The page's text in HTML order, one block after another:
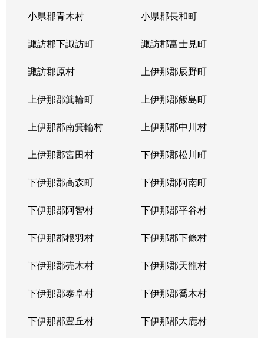
小県郡青木村 小県郡長和町
諏訪郡下諏訪町 諏訪郡富士見町
諏訪郡原村 上伊那郡辰野町
上伊那郡箕輪町 上伊那郡飯島町
上伊那郡南箕輪村 上伊那郡中川村
上伊那郡宮田村 下伊那郡松川町
下伊那郡高森町 下伊那郡阿南町
下伊那郡阿智村 下伊那郡平谷村
下伊那郡根羽村 下伊那郡下條村
下伊那郡売木村 下伊那郡天龍村
下伊那郡泰阜村 下伊那郡喬木村
下伊那郡豊丘村 下伊那郡大鹿村